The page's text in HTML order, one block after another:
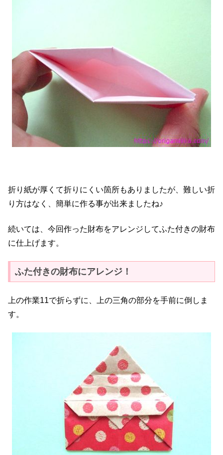
折り紙が厚くて折りにくい箇所もありましたが、難しい折
り方はなく、簡単に作る事が出来ましたね♪
続いては、今回作った財布をアレンジしてふた付きの財布
に仕上げます。
ふた付きの財布にアレンジ！
上の作業11で折らずに、上の三角の部分を手前に倒しま
す。